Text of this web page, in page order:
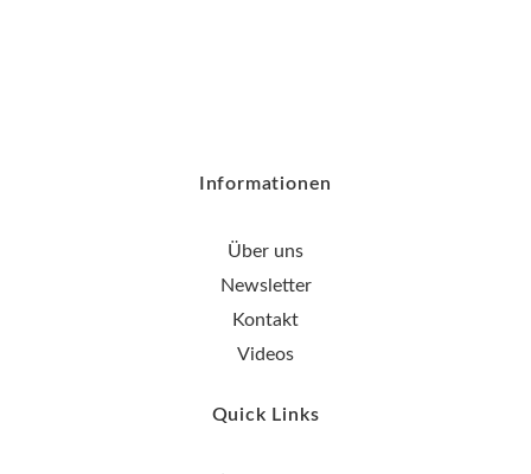
Informationen
Über uns
Newsletter
Kontakt
Videos
Quick Links